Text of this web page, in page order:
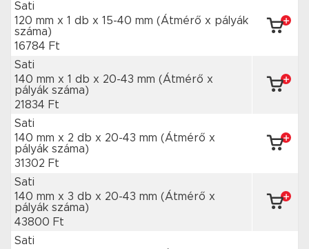
Sati
120 mm x 1 db x 15-40 mm (Átmérő x pályák
száma)
16784 Ft
Sati
140 mm x 1 db x 20-43 mm (Átmérő x
pályák száma)
21834 Ft
Sati
140 mm x 2 db x 20-43 mm (Átmérő x
pályák száma)
31302 Ft
Sati
140 mm x 3 db x 20-43 mm (Átmérő x
pályák száma)
43800 Ft
Sati